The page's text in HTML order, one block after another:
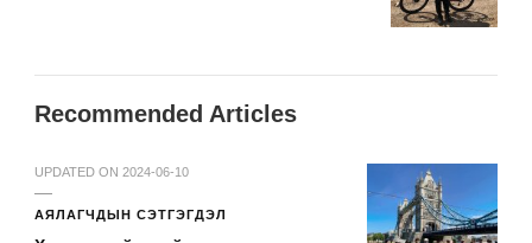
Recommended Articles
UPDATED ON 2024-06-10
АЯЛАГЧДЫН СЭТГЭГДЭЛ